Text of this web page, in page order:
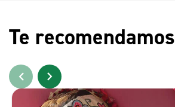
Te recomendamos